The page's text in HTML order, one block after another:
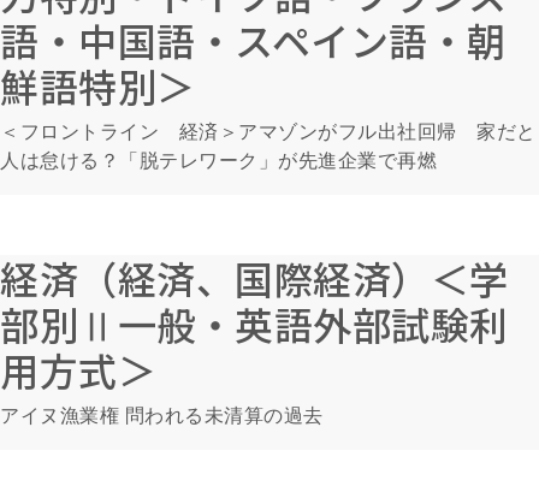
語・中国語・スペイン語・朝
鮮語特別＞
＜フロントライン 経済＞アマゾンがフル出社回帰 家だと
人は怠ける？「脱テレワーク」が先進企業で再燃
経済（経済、国際経済）＜学
部別Ⅱ一般・英語外部試験利
用方式＞
アイヌ漁業権 問われる未清算の過去